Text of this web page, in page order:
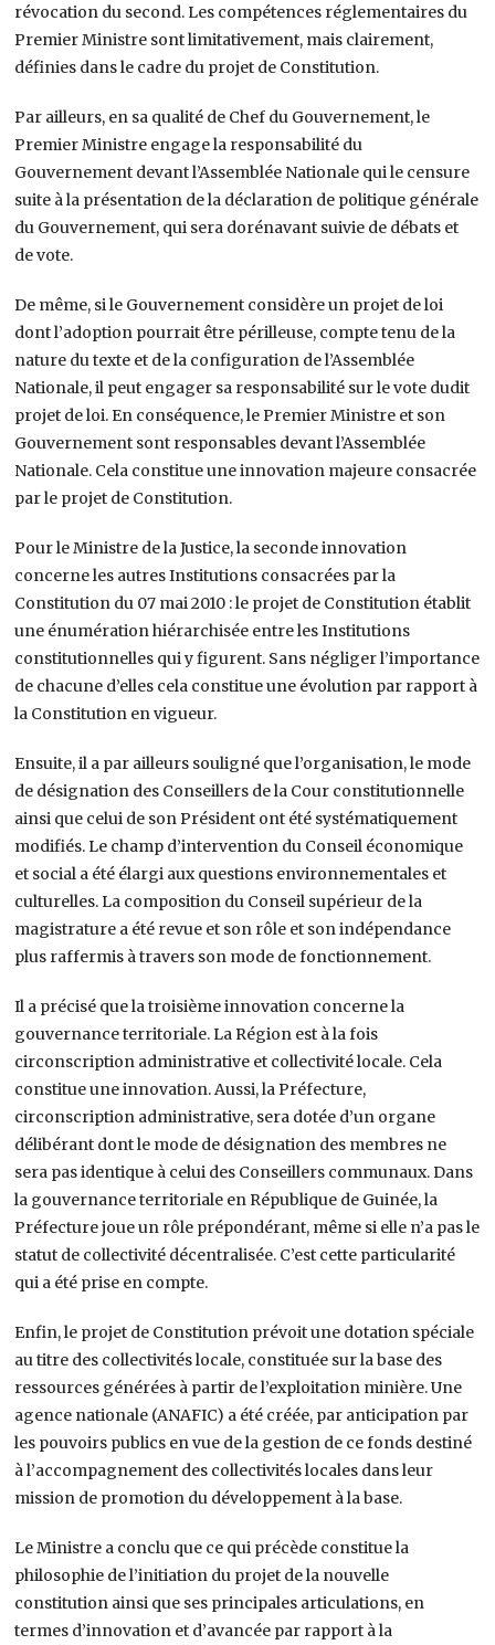
révocation du second. Les compétences réglementaires du
Premier Ministre sont limitativement, mais clairement,
définies dans le cadre du projet de Constitution.
Par ailleurs, en sa qualité de Chef du Gouvernement, le
Premier Ministre engage la responsabilité du
Gouvernement devant l’Assemblée Nationale qui le censure
suite à la présentation de la déclaration de politique générale
du Gouvernement, qui sera dorénavant suivie de débats et
de vote.
De même, si le Gouvernement considère un projet de loi
dont l’adoption pourrait être périlleuse, compte tenu de la
nature du texte et de la configuration de l’Assemblée
Nationale, il peut engager sa responsabilité sur le vote dudit
projet de loi. En conséquence, le Premier Ministre et son
Gouvernement sont responsables devant l’Assemblée
Nationale. Cela constitue une innovation majeure consacrée
par le projet de Constitution.
Pour le Ministre de la Justice, la seconde innovation
concerne les autres Institutions consacrées par la
Constitution du 07 mai 2010 : le projet de Constitution établit
une énumération hiérarchisée entre les Institutions
constitutionnelles qui y figurent. Sans négliger l’importance
de chacune d’elles cela constitue une évolution par rapport à
la Constitution en vigueur.
Ensuite, il a par ailleurs souligné que l’organisation, le mode
de désignation des Conseillers de la Cour constitutionnelle
ainsi que celui de son Président ont été systématiquement
modifiés. Le champ d’intervention du Conseil économique
et social a été élargi aux questions environnementales et
culturelles. La composition du Conseil supérieur de la
magistrature a été revue et son rôle et son indépendance
plus raffermis à travers son mode de fonctionnement.
Il a précisé que la troisième innovation concerne la
gouvernance territoriale. La Région est à la fois
circonscription administrative et collectivité locale. Cela
constitue une innovation. Aussi, la Préfecture,
circonscription administrative, sera dotée d’un organe
délibérant dont le mode de désignation des membres ne
sera pas identique à celui des Conseillers communaux. Dans
la gouvernance territoriale en République de Guinée, la
Préfecture joue un rôle prépondérant, même si elle n’a pas le
statut de collectivité décentralisée. C’est cette particularité
qui a été prise en compte.
Enfin, le projet de Constitution prévoit une dotation spéciale
au titre des collectivités locale, constituée sur la base des
ressources générées à partir de l’exploitation minière. Une
agence nationale (ANAFIC) a été créée, par anticipation par
les pouvoirs publics en vue de la gestion de ce fonds destiné
à l’accompagnement des collectivités locales dans leur
mission de promotion du développement à la base.
Le Ministre a conclu que ce qui précède constitue la
philosophie de l’initiation du projet de la nouvelle
constitution ainsi que ses principales articulations, en
termes d’innovation et d’avancée par rapport à la